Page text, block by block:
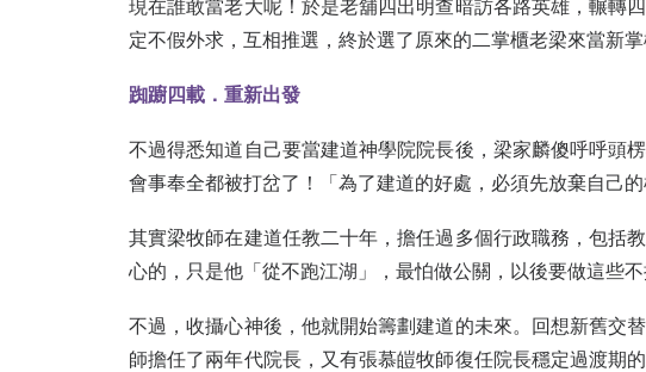
現在誰敢當老大呢！於是老舖四出明查暗訪各路英雄，輾轉
定不假外求，互相推選，終於選了原來的二掌櫃老梁來當新掌
踟躕四載．重新出發
不過得悉知道自己要當建道神學院院長後，梁家麟傻呼呼頭
會事奉全都被打岔了！「為了建道的好處，必須先放棄自己
其實梁牧師在建道任教二十年，擔任過多個行政職務，包括
心的，只是他「從不跑江湖」，最怕做公關，以後要做這些
不過，收攝心神後，他就開始籌劃建道的未來。回想新舊交
師擔任了兩年代院長，又有張慕皚牧師復任院長穩定過渡期